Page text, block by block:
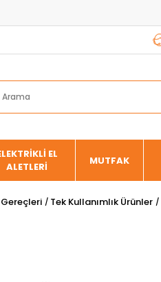
EL
ALETLERİ
MUTFAK
Gereçleri Tek Kullanımlık Ürünler